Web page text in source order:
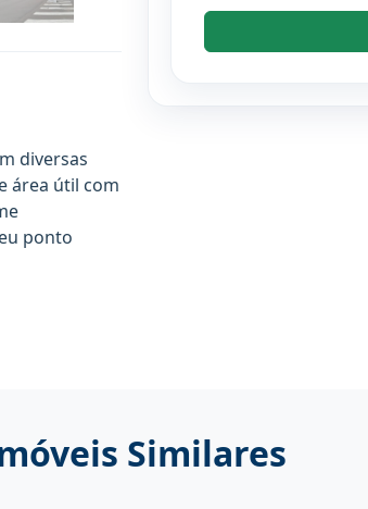
diversas
área útil com
ponto
Similares